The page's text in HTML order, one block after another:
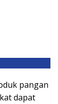
pangan
dapat